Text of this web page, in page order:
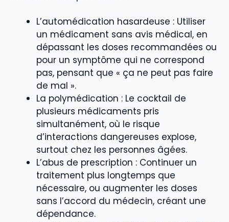
L’automédication hasardeuse : Utiliser
un médicament sans avis médical, en
dépassant les doses recommandées ou
pour un symptôme qui ne correspond
pas, pensant que « ça ne peut pas faire
de mal ».
La polymédication : Le cocktail de
plusieurs médicaments pris
simultanément, où le risque
d’interactions dangereuses explose,
surtout chez les personnes âgées.
L’abus de prescription : Continuer un
traitement plus longtemps que
nécessaire, ou augmenter les doses
sans l’accord du médecin, créant une
dépendance.